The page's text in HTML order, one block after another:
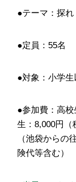
●テーマ： 探れ
●定員：55名
●対象：小学生
●参加費：高
生：8,000円（
（池袋からの
険代等含む）